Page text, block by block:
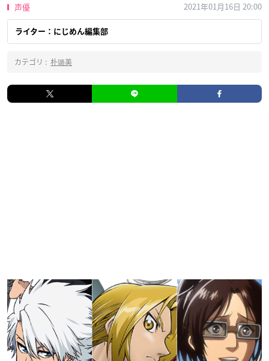
声優 2021年01月16日 20:00
ライター：にじめん編集部
カテゴリ : 朴璐美